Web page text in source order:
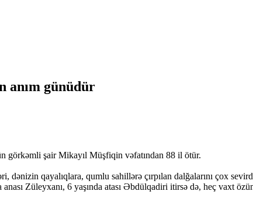
anım günüdür
görkəmli şair Mikayıl Müşfiqin vəfatından 88 il ötür.
qayalıqlara, qumlu sahillərə çırpılan dalğalarını çox
Züleyxanı, 6 yaşında atası Əbdülqadiri itirsə də, heç vaxt